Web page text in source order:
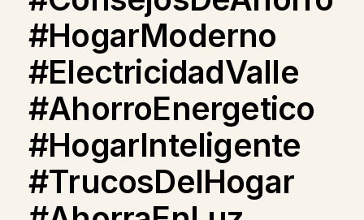
#HogarModerno
#ElectricidadValle
#AhorroEnergetico
#HogarInteligente
#TrucosDelHogar